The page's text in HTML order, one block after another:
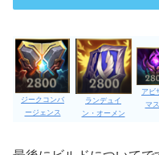
ジークコンバ
ージェンス
ランデュイ
ン・オーメン
アビ
マ